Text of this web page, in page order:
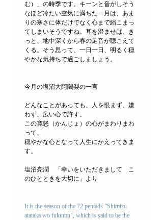
む）」の時季です。キーンと音がしそう
なほど冷たい空気に満ちた一月は、あま
りの寒さに体だけでなく心まで縮こまっ
てしまいそうですね。耳を澄ませば、き
っと、地中深くから春の足音が聴こえて
くる。そう思って、一日一日、明るく穏
やかな気持ちで過ごしましょう。
今月の塩沼大阿闍梨の一言
どんなことがあっても、人を恨まず、嫌
わず、広い心で許す。
この寛怒（かんじょ）の心がまわりまわ
って、
穏やかな心となって人生にかえってきま
す。
塩沼亮潤　「幸いをいただきまして　こ
のひとときを大切に」より
It is the season of the 72 pentads "Shimizu
atataka wo fukumu", which is said to be the